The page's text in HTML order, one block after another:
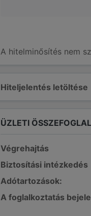
Hiteljelentés letöltése
A hitelminősítés nem
ÜZLETI
Végrehajtás
Biztosítási intézkedés
Adótartozások:
A foglalkoztatás